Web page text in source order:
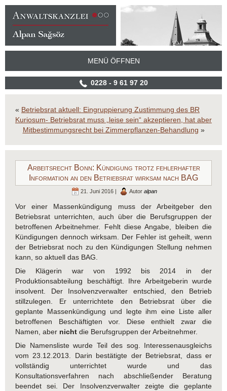
MENÜ ÖFFNEN
0228 - 9 61 97 20
« Betriebsrat aktuell: Eingruppierung Zustimmung des BR
Kuriosum- Betriebsrat muss „leise sein“ akzeptieren, hat aber
Mitbestimmungsrecht bei Zimmerpflanzen-Behandlung »
Arbeitsrecht Bonn: Kündigung trotz fehlerhafter
Information an den Betriebsrat wirksam nach BAG
21. Juni 2016 | Autor alpan
Vor einer Massenkündigung muss der Arbeitgeber den
Betriebsrat unterrichten, auch über die Berufsgruppen der
betroffenen Arbeitnehmer. Fehlt diese Angabe, bleiben die
Kündigungen dennoch wirksam. Der Fehler ist geheilt, wenn
der Betriebsrat noch zu den Kündigungen Stellung nehmen
kann, so aktuell das BAG.
Die Klägerin war von 1992 bis 2014 in der
Produktionsabteilung beschäftigt. Ihre Arbeitgeberin wurde
insolvent. Der Insolvenzverwalter entschied, den Betrieb
stillzulegen. Er unterrichtete den Betriebsrat über die
geplante Massenkündigung und legte ihm eine Liste aller
betroffenen Beschäftigten vor. Diese enthielt zwar die
Namen, aber nicht die Berufsgruppen der Arbeitnehmer.
Die Namensliste wurde Teil des sog. Interessenausgleichs
vom 23.12.2013. Darin bestätigte der Betriebsrat, dass er
vollständig unterrichtet wurde und das
Konsultationsverfahren nach abschließender Beratung
beendet sei. Der Insolvenzverwalter zeigte die geplante